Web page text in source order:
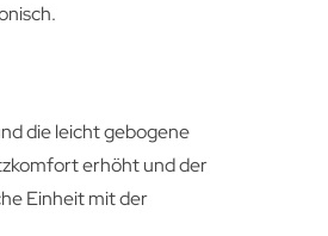
die leicht gebogene
erhöht und der
Einheit mit der